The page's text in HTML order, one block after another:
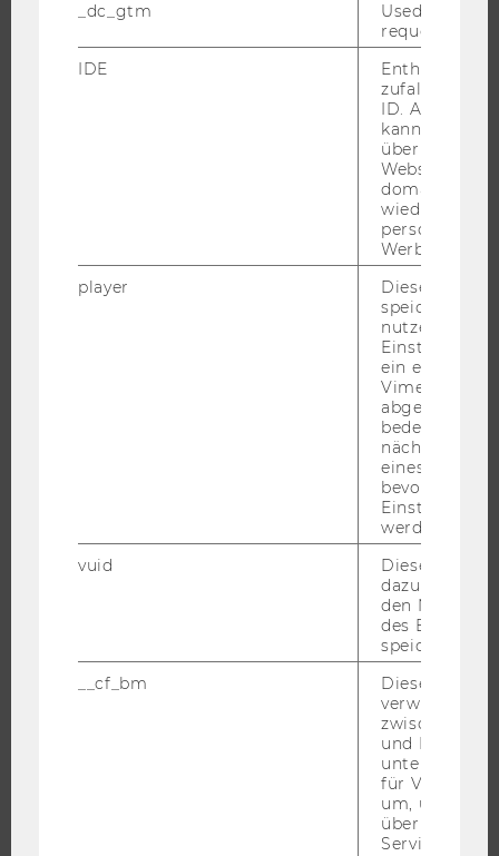
FORSCHUNG
_dc_gtm
Used to
request rate.
IDE
Enthält eine
ID. Anhand
kann Google
über
Websites
Werbung
player
Dieses Cookie
speichert
ein
Vimeo-Video
abgespielt
bedeutet,
nächsten
eines Vimeo-
bevorzugten
werden.
vuid
Dieser
dazu
den
des
speichern.
__cf_bm
Dieses
verwendet,
zwischen
und Bots zu
für Vimeo
um, um
über die
Service zu